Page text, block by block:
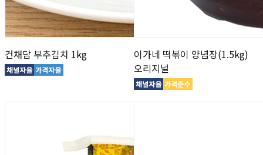
건채담 부추김치 1kg
이가네 떡볶이 양념장(1.5kg)
오리지널